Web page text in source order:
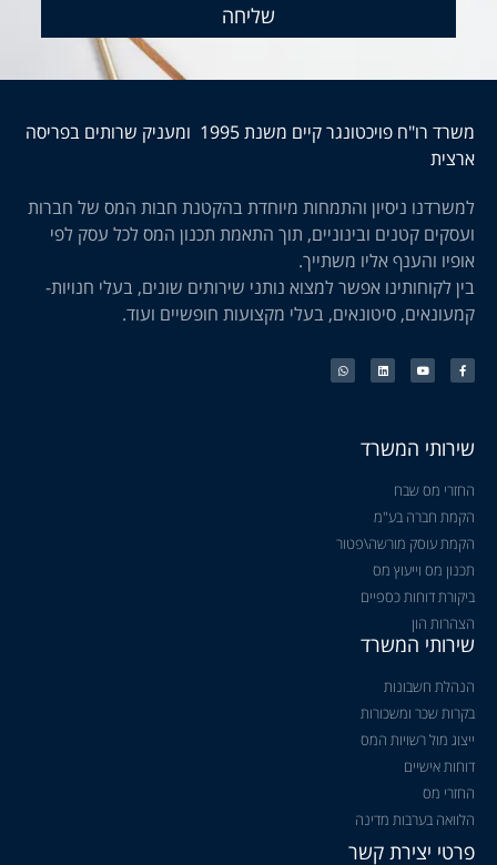
שליחה
משרד רו"ח פויכטונגר קיים משנת 1995 ומעניק שרותים בפריסה
ארצית
למשרדנו ניסיון והתמחות מיוחדת בהקטנת חבות המס של חברות
ועסקים קטנים ובינוניים, תוך התאמת תכנון המס לכל עסק לפי
אופיו והענף אליו משתייך.
בין לקוחותינו אפשר למצוא נותני שירותים שונים, בעלי חנויות-
קמעונאים, סיטונאים, בעלי מקצועות חופשיים ועוד.
שירותי המשרד
החזרי מס שבח
הקמת חברה בע"מ
הקמת עוסק מורשה\פטור
תכנון מס וייעוץ מס
ביקורת דוחות כספיים
הצהרות הון
שירותי המשרד
הנהלת חשבונות
בקרות שכר ומשכורות
ייצוג מול רשויות המס
דוחות אישיים
החזרי מס
הלוואה בערבות מדינה
פרטי יצירת קשר